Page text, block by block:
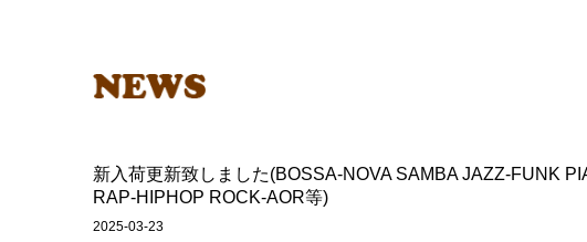
新入荷更新致しました(BOSSA-NOVA SAMBA JAZZ-FUNK
RAP-HIPHOP ROCK-AOR等)
2025-03-23